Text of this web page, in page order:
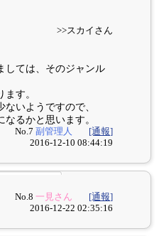
>>スカイさん
しては、そのジャンル
す。
いようですので、
るかと思います。
No.7副管理人
[通報]
2016-12-10 08:44:19
No.8一見さん
[通報]
2016-12-22 02:35:16